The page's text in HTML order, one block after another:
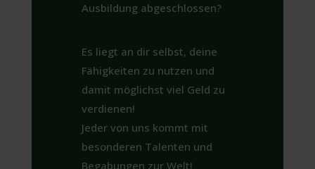
Ausbildung abgeschlossen?
Es liegt an dir selbst, deine
Fähigkeiten zu nutzen und
damit möglichst viel Geld zu
verdienen!
Jeder von uns kommt mit
besonderen Talenten und
Begabungen zur Welt!